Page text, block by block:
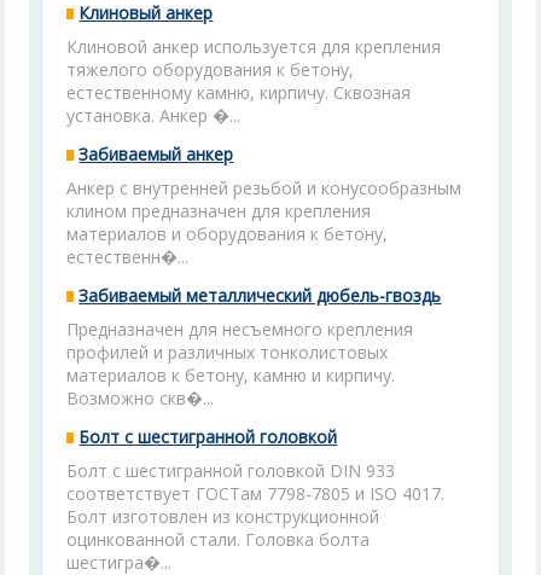
Клиновый анкер
Клиновой анкер используется для крепления
тяжелого оборудования к бетону,
естественному камню, кирпичу. Сквозная
установка. Анкер �...
Забиваемый анкер
Анкер с внутренней резьбой и конусообразным
клином предназначен для крепления
материалов и оборудования к бетону,
естественн�...
Забиваемый металлический дюбель-гвоздь
Предназначен для несъемного крепления
профилей и различных тонколистовых
материалов к бетону, камню и кирпичу.
Возможно скв�...
Болт с шестигранной головкой
Болт с шестигранной головкой DIN 933
соответствует ГОСТам 7798-7805 и ISO 4017.
Болт изготовлен из конструкционной
оцинкованной стали. Головка болта
шестигра�...